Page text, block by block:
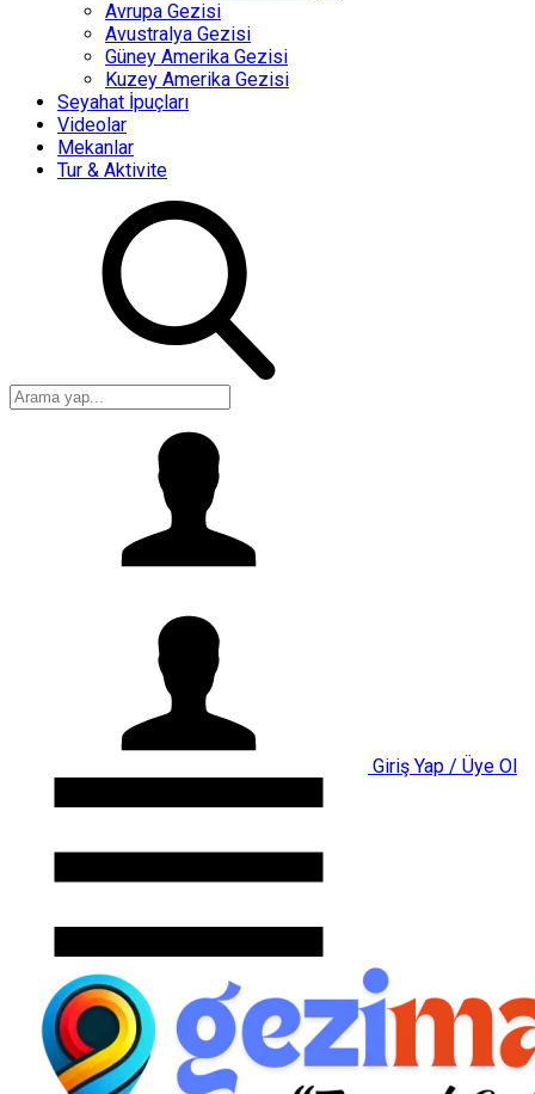
Avrupa Gezisi
Avustralya Gezisi
Güney Amerika Gezisi
Kuzey Amerika Gezisi
Seyahat İpuçları
Videolar
Mekanlar
Tur & Aktivite
Giriş Yap / Üye Ol